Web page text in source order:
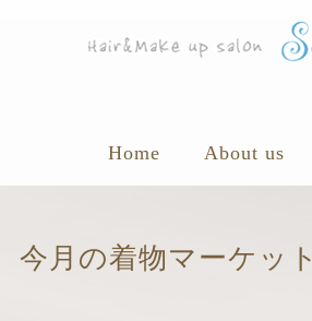
Home About us
今月の着物マーケット